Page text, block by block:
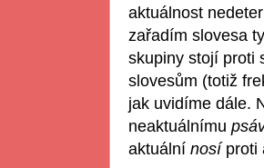
aktuálnost
zařadím slovesa
skupiny stojí proti
slovesům (totiž
jak uvidíme dále.
neaktuálnímu
aktuální nosí proti